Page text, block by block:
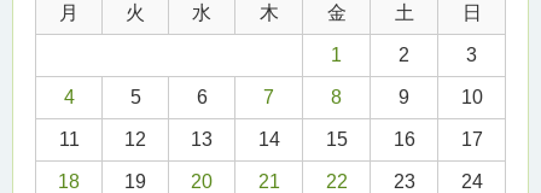
月 火 水 木 金 土 日
1 2 3
4 5 6 7 8 9 10
11 12 13 14 15 16 17
18 19 20 21 22 23 24